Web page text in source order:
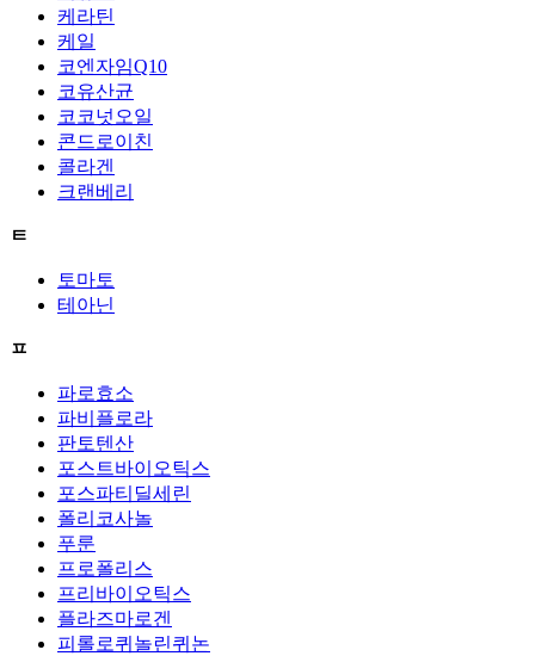
케라틴
케일
코엔자임Q10
코유산균
코코넛오일
콘드로이친
콜라겐
크랜베리
ㅌ
토마토
테아닌
ㅍ
파로효소
파비플로라
판토텐산
포스트바이오틱스
포스파티딜세린
폴리코사놀
푸룬
프로폴리스
프리바이오틱스
플라즈마로겐
피롤로퀴놀린퀴논